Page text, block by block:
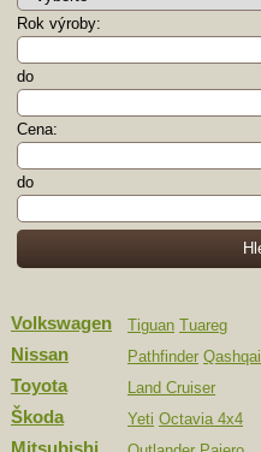
Rok výroby:
do
Cena:
do
Volkswagen Tiguan Tuareg
Nissan Pathfinder Qashqai
Toyota Land Cruiser
Škoda Yeti Octavia 4x4